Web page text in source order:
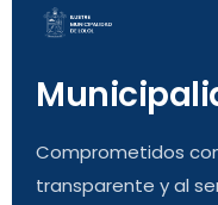
Comprometidos
transparente y al